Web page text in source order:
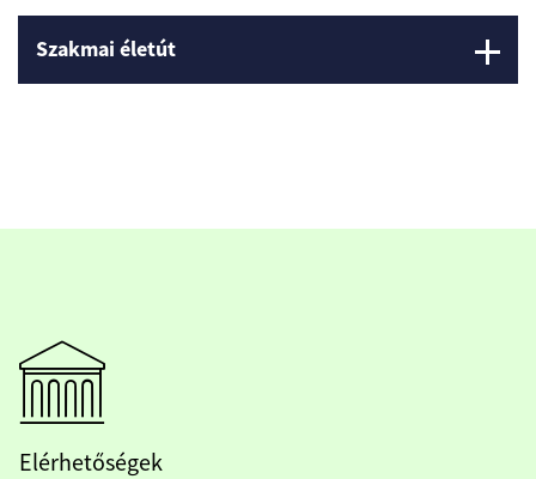
Szakmai életút
Elérhetőségek